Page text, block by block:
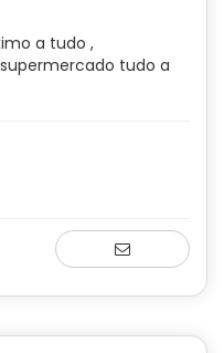
a tudo ,
tudo a